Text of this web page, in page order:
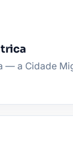
— a Cidade